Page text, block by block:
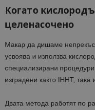
Когато
целенасочено
Макар да дишаме
усвоява и използва
специализирани
изградени както IHHT,
Двата метода работят по